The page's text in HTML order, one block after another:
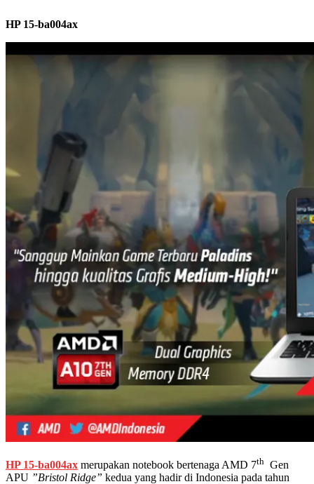
HP 15-ba004ax
HP 15-ba004ax merupakan notebook bertenaga AMD 7th Gen
APU ”Bristol Ridge” kedua yang hadir di Indonesia pada tahun